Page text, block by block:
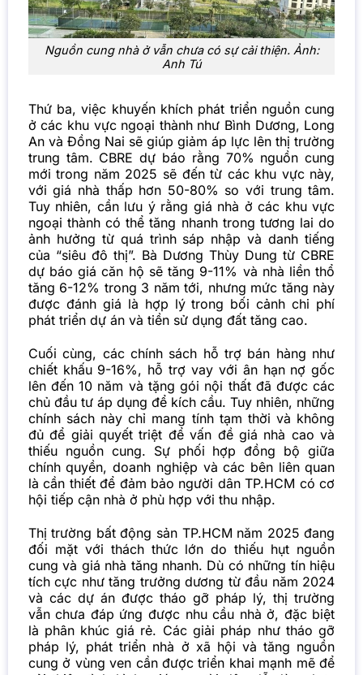
Nguồn cung nhà ở vẫn chưa có sự cải thiện. Ảnh:
Anh Tú
Thứ ba, việc khuyến khích phát triển nguồn cung
ở các khu vực ngoại thành như Bình Dương, Long
An và Đồng Nai sẽ giúp giảm áp lực lên thị trường
trung tâm. CBRE dự báo rằng 70% nguồn cung
mới trong năm 2025 sẽ đến từ các khu vực này,
với giá nhà thấp hơn 50-80% so với trung tâm.
Tuy nhiên, cần lưu ý rằng giá nhà ở các khu vực
ngoại thành có thể tăng nhanh trong tương lai do
ảnh hưởng từ quá trình sáp nhập và danh tiếng
của “siêu đô thị”. Bà Dương Thùy Dung từ CBRE
dự báo giá căn hộ sẽ tăng 9-11% và nhà liền thổ
tăng 6-12% trong 3 năm tới, nhưng mức tăng này
được đánh giá là hợp lý trong bối cảnh chi phí
phát triển dự án và tiền sử dụng đất tăng cao.
Cuối cùng, các chính sách hỗ trợ bán hàng như
chiết khấu 9-16%, hỗ trợ vay với ân hạn nợ gốc
lên đến 10 năm và tặng gói nội thất đã được các
chủ đầu tư áp dụng để kích cầu. Tuy nhiên, những
chính sách này chỉ mang tính tạm thời và không
đủ để giải quyết triệt để vấn đề giá nhà cao và
thiếu nguồn cung. Sự phối hợp đồng bộ giữa
chính quyền, doanh nghiệp và các bên liên quan
là cần thiết để đảm bảo người dân TP.HCM có cơ
hội tiếp cận nhà ở phù hợp với thu nhập.
Thị trường bất động sản TP.HCM năm 2025 đang
đối mặt với thách thức lớn do thiếu hụt nguồn
cung và giá nhà tăng nhanh. Dù có những tín hiệu
tích cực như tăng trưởng dương từ đầu năm 2024
và các dự án được tháo gỡ pháp lý, thị trường
vẫn chưa đáp ứng được nhu cầu nhà ở, đặc biệt
là phân khúc giá rẻ. Các giải pháp như tháo gỡ
pháp lý, phát triển nhà ở xã hội và tăng nguồn
cung ở vùng ven cần được triển khai mạnh mẽ để